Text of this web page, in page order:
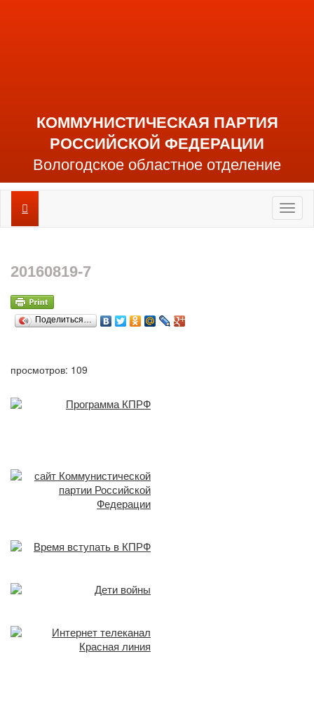
КОММУНИСТИЧЕСКАЯ ПАРТИЯ
РОССИЙСКОЙ ФЕДЕРАЦИИ
Вологодское областное отделение
20160819-7
Поделиться…
просмотров: 109